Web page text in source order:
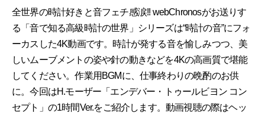
全世界の時計好きと音フェチ感涙!! webChronosがお送りす
る「音で知る高級時計の世界」シリーズは“時計の音”にフォ
ーカスした4K動画です。時計が発する音を愉しみつつ、美
しいムーブメントの姿や針の動きなどを4Kの高画質で堪能
してください。作業用BGMに、仕事終わりの晩酌のお供
に。今回はH.モーザー「エンデバー・トゥールビヨン コン
セプト」の1時間Ver.をご紹介します。動画視聴の際はヘッ